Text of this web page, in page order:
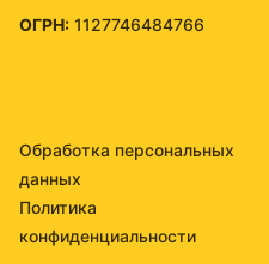
ОГРН: 1127746484766
Обработка персональных
данных
Политика
конфиденциальности